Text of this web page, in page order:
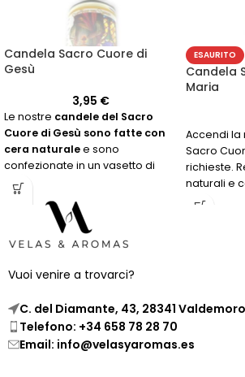
Candela Sacro Cuore di
Gesù
3,95 €
Le nostre candele del Sacro
Cuore di Gesù sono fatte con
cera naturalee sono
confezionate in un vasetto di
vetro riutilizzabile. Effettua il tuo
ordine ora e innalza le tue
preghiere!
ESAURITO
Candela
Maria
Accendi la
Sacro
richieste.
naturali e
barattolo
Vuoi venire a trovarci?
C. del Diamante, 43, 28341
Telefono: +34 658 78 28 70
Email: info@velasyaromas.es